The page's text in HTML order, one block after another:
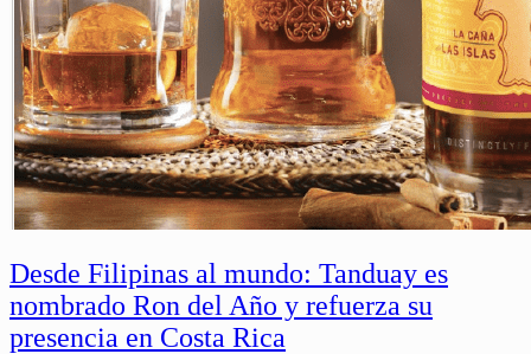
Desde Filipinas al mundo: Tanduay es
nombrado Ron del Año y refuerza su
presencia en Costa Rica